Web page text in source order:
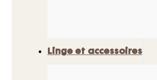
Linge et accessoires